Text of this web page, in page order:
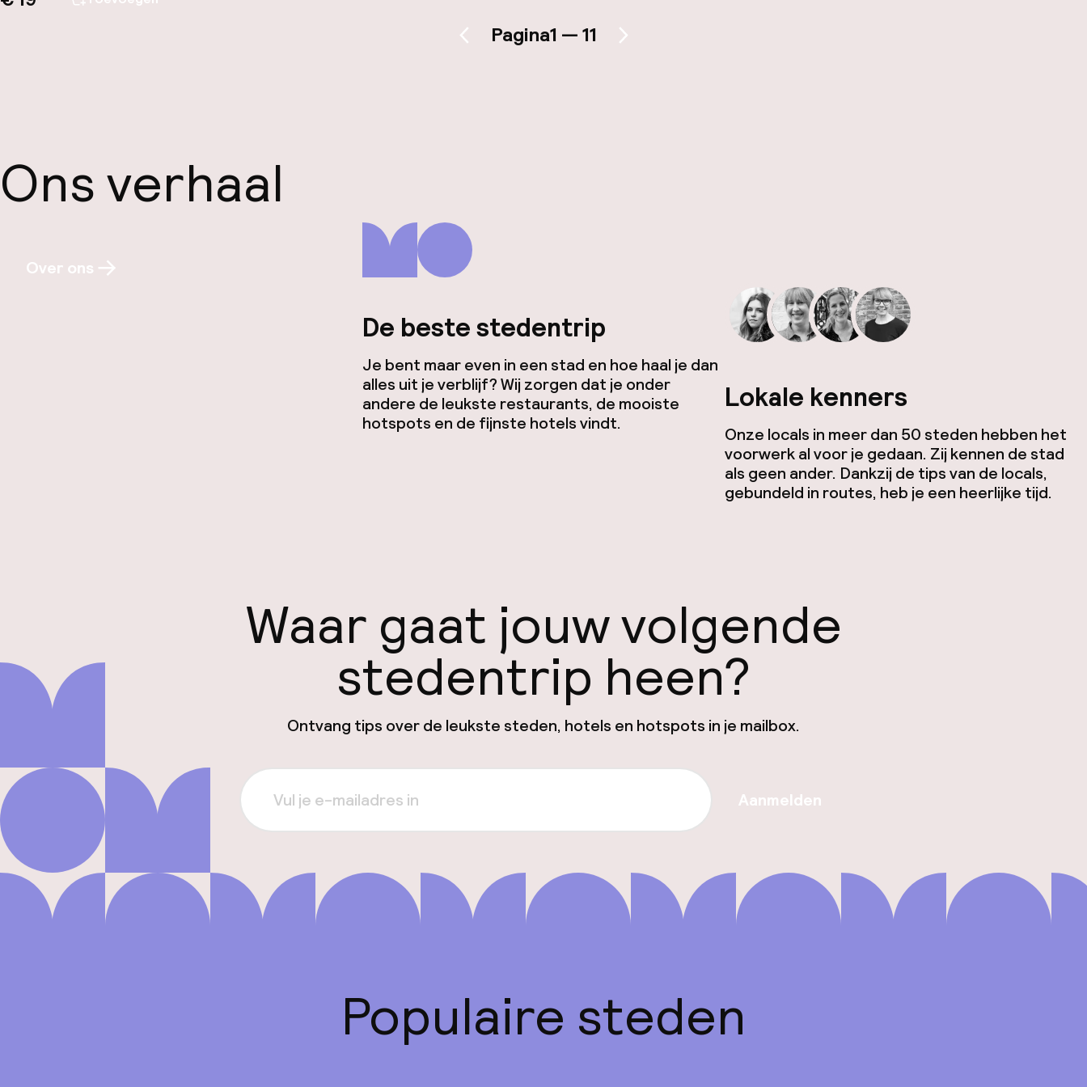
Vorige pagina
Pagina1 — 11 Volgende pagina
Ons verhaal
Over ons
De beste stedentrip
Je bent maar even in een stad en hoe haal je dan
alles uit je verblijf? Wij zorgen dat je onder
andere de leukste restaurants, de mooiste
hotspots en de fijnste hotels vindt.
Lokale kenners
Onze locals in meer dan 50 steden hebben het
voorwerk al voor je gedaan. Zij kennen de stad
als geen ander. Dankzij de tips van de locals,
gebundeld in routes, heb je een heerlijke tijd.
Waar gaat jouw volgende
stedentrip heen?
Ontvang tips over de leukste steden, hotels en hotspots in je mailbox.
Aanmelden
Populaire steden